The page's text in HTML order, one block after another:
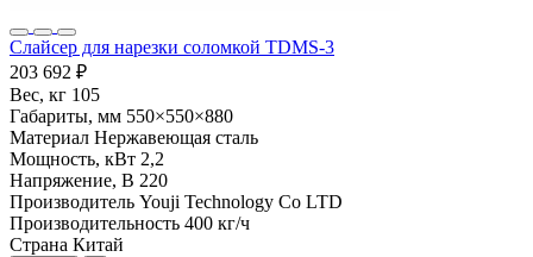
Слайсер для нарезки соломкой TDMS-3
203 692 ₽
Вес, кг 105
Габариты, мм 550×550×880
Материал Нержавеющая сталь
Мощность, кВт 2,2
Напряжение, В 220
Производитель Youji Technology Co LTD
Производительность 400 кг/ч
Страна Китай